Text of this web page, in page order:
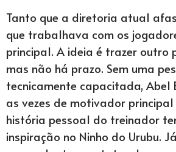
Tanto que a diretoria atual
que trabalhava com os
principal. A ideia é trazer outro
mas não há prazo. Sem uma
tecnicamente capacitada, Abel
as vezes de motivador
história pessoal do treinador
inspiração no Ninho do Urubu.